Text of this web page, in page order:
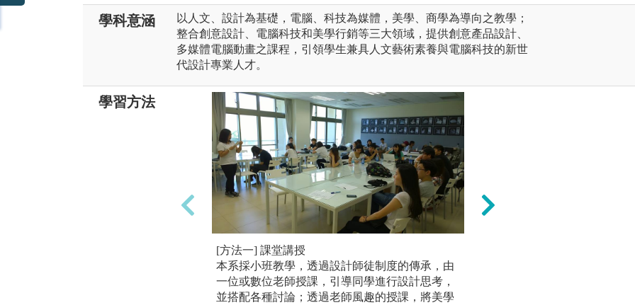
學科意涵
以人文、設計為基礎，電腦、科技為媒體，美學、商學為導向之教學；
整合創意設計、電腦科技和美學行銷等三大領域，提供創意產品設計、
多媒體電腦動畫之課程，引領學生兼具人文藝術素養與電腦科技的新世
代設計專業人才。
學習方法
[方法一] 課堂講授
本系採小班教學，透過設計師徒制度的傳承，由
一位或數位老師授課，引導同學進行設計思考，
並搭配各種討論；透過老師風趣的授課，將美學